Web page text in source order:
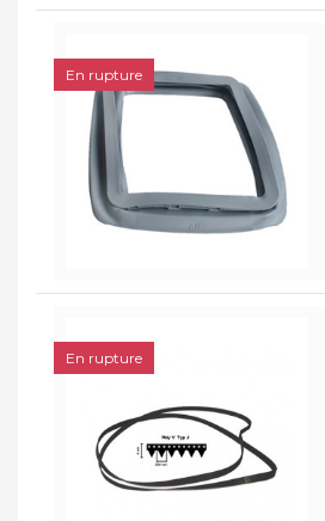
En rupture
En rupture